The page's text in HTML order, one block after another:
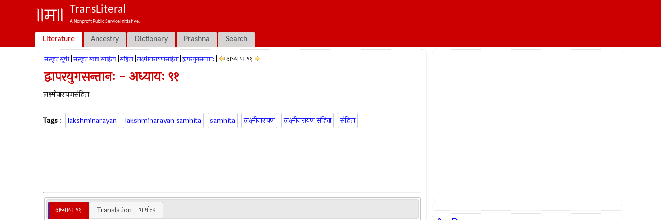
TransLiteral
A Nonprofit Public Service Initiative.
Literature Ancestry Dictionary Prashna Search
संस्कृत सूची संस्कृत स्तोत्र साहित्य संहिता लक्ष्मीनारायणसंहिता द्वापरयुगसन्तानः अध्यायः ९१
द्वापरयुगसन्तानः - अध्यायः ९१
लक्ष्मीनारायणसंहिता
Tags : lakshminarayan lakshminarayan samhita samhita लक्ष्मीनारायण लक्ष्मीनारायण संहिता संहिता
अध्यायः ९१ Translation - भाषांतर